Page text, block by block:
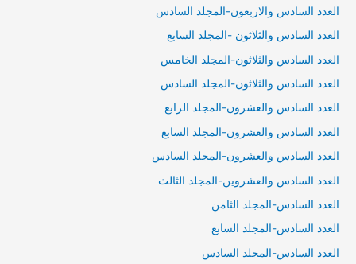
العدد السادس والاربعون-المجلد السادس
العدد السادس والثلاثون -المجلد السابع
العدد السادس والثلاثون-المجلد الخامس
العدد السادس والثلاثون-المجلد السادس
العدد السادس والعشرون-المجلد الرابع
العدد السادس والعشرون-المجلد السابع
العدد السادس والعشرون-المجلد السادس
العدد السادس والعشروين-المجلد الثالث
العدد السادس-المجلد الثامن
العدد السادس-المجلد السابع
العدد السادس-المجلد السادس